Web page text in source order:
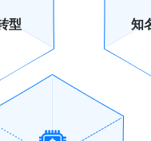
型 知